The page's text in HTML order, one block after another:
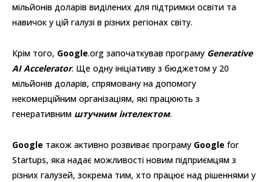
мільйонів доларів виділених для підтримки освіти та
навичок у цій галузі в різних регіонах світу.
Крім того, Google.org започаткував програму Generative
AI Accelerator. Ще одну ініціативу з бюджетом у 20
мільйонів доларів, спрямовану на допомогу
некомерційним організаціям, які працюють з
генеративним штучним інтелектом.
Google також активно розвиває програму Google for
Startups, яка надає можливості новим підприємцям з
різних галузей, зокрема тим, хто працює над рішеннями у